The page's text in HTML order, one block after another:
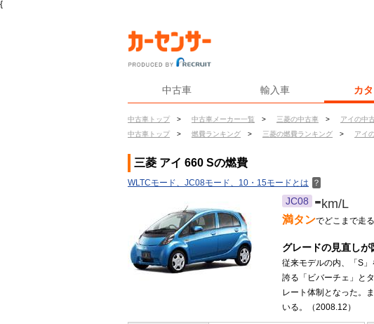
{
中古車 輸入車 カ
中古車トップ > 中古車メーカー一覧 > 三菱の中古車 > アイの中
中古車トップ
> 燃費ランキング > 三菱の燃費ランキング > アイ
三菱 アイ 660 Sの燃費
WLTCモード、JC08モード、10・15モードとは ？
JC08 -km/L
満タンでどこまで走
グレードの見直し
従来モデルの内、「S
誇る「ビバーチェ」と
レート体制となった。
いる。（2008.12）